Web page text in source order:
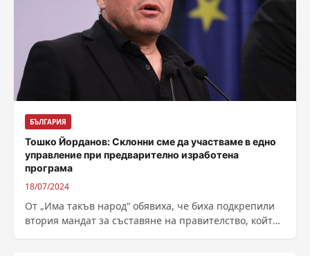
БЪЛГАРИЯ
Тошко Йорданов: Склонни сме да участваме в едно
управление при предварително изработена
програма
18/07/2024
От „Има такъв народ“ обявиха, че биха подкрепили
втория мандат за съставяне на правителство, който